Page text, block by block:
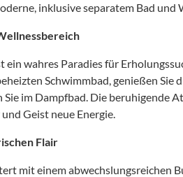
inklusive separatem Bad und
wahres Paradies für
Schwimmbad, genießen Sie
im Dampfbad. Die beruhigende
Geist neue Energie.
Flair
mit einem abwechslungsreichen